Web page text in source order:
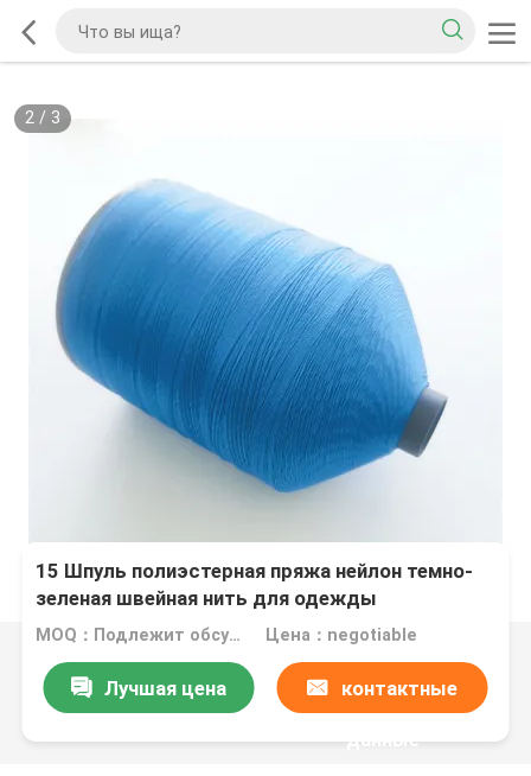
2/ 3
15 Шпуль полиэстерная пряжа нейлон темно-
зеленая швейная нить для одежды
MOQ：Подлежит обсуждению Цена：negotiable
Лучшая цена контактные
данные